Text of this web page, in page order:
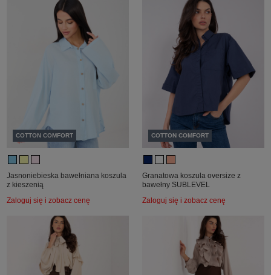
COTTON COMFORT
Jasnoniebieska bawełniana koszula
z kieszenią
Zaloguj się i zobacz cenę
COTTON COMFORT
Granatowa koszula oversize z
bawełny SUBLEVEL
Zaloguj się i zobacz cenę